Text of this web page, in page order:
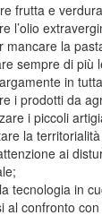
frutta e
l’olio
mancare la
sempre di più
in
i prodotti da
i piccoli
la
ai
tecnologia in
al confronto